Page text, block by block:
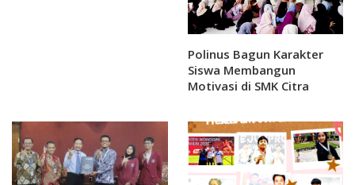
Polinus Bagun Karakter
Siswa Membangun
Motivasi di SMK Citra